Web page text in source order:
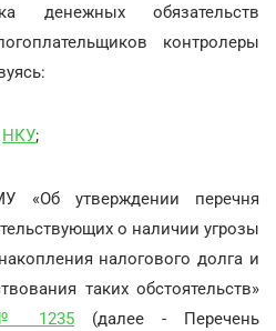
денежных обязательств
контролеры
НКУ;
«Об утверждении перечня
о наличии угрозы
налогового долга и
таких обстоятельств»
№ 1235 (далее - Перечень